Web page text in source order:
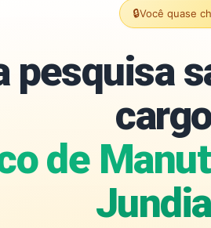
🔒Você quase
pesquisa
de